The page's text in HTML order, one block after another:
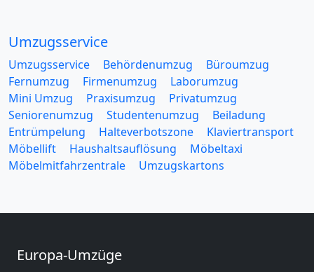
Umzugsservice
Umzugsservice Behördenumzug
Büroumzug
Fernumzug
Firmenumzug
Laborumzug
Mini Umzug
Praxisumzug
Privatumzug
Seniorenumzug
Studentenumzug
Beiladung
Entrümpelung
Halteverbotszone
Klaviertransport
Möbellift
Haushaltsauflösung
Möbeltaxi
Möbelmitfahrzentrale
Umzugskartons
Europa-Umzüge